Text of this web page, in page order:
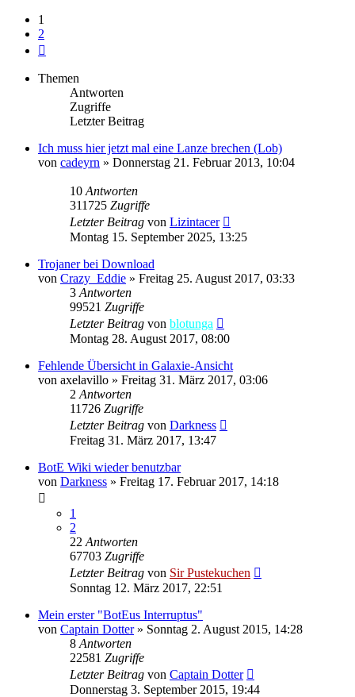
1
2
Themen
Antworten
Zugriffe
Letzter Beitrag
Ich muss hier jetzt mal eine Lanze brechen (Lob)
von cadeyrn » Donnerstag 21. Februar 2013, 10:04
10 Antworten
311725 Zugriffe
Letzter Beitrag von Lizintacer
Montag 15. September 2025, 13:25
Trojaner bei Download
von Crazy_Eddie » Freitag 25. August 2017, 03:33
3 Antworten
99521 Zugriffe
Letzter Beitrag von blotunga
Montag 28. August 2017, 08:00
Fehlende Übersicht in Galaxie-Ansicht
von axelavillo » Freitag 31. März 2017, 03:06
2 Antworten
11726 Zugriffe
Letzter Beitrag von Darkness
Freitag 31. März 2017, 13:47
BotE Wiki wieder benutzbar
von Darkness » Freitag 17. Februar 2017, 14:18
1
2
22 Antworten
67703 Zugriffe
Letzter Beitrag von Sir Pustekuchen
Sonntag 12. März 2017, 22:51
Mein erster "BotEus Interruptus"
von Captain Dotter» Sonntag 2. August 2015, 14:28
8 Antworten
22581 Zugriffe
Letzter Beitrag von Captain Dotter
Donnerstag 3. September 2015, 19:44